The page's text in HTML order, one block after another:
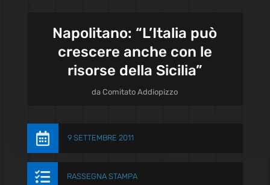
Napolitano: “L’Italia può
crescere anche con le
risorse della Sicilia”
daComitato Addiopizzo
 9 SETTEMBRE 2011
 RASSEGNA STAMPA